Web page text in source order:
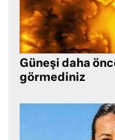
Güneşi daha
görmediniz